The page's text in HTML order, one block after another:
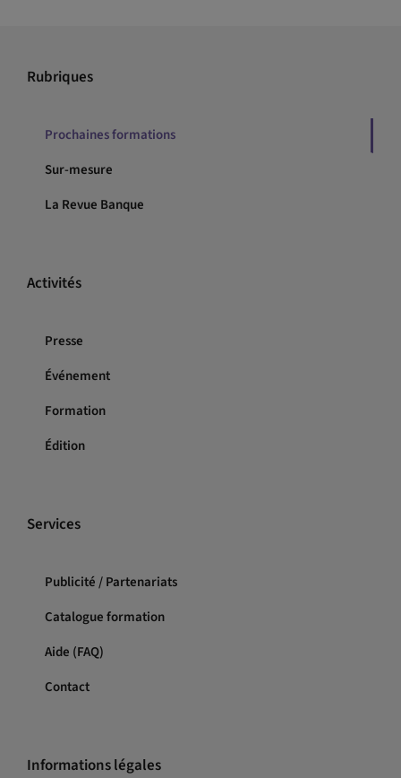
Rubriques
Prochaines formations
Sur-mesure
La Revue Banque
Activités
Presse
Événement
Formation
Édition
Services
Publicité / Partenariats
Catalogue formation
Aide (FAQ)
Contact
Informations légales